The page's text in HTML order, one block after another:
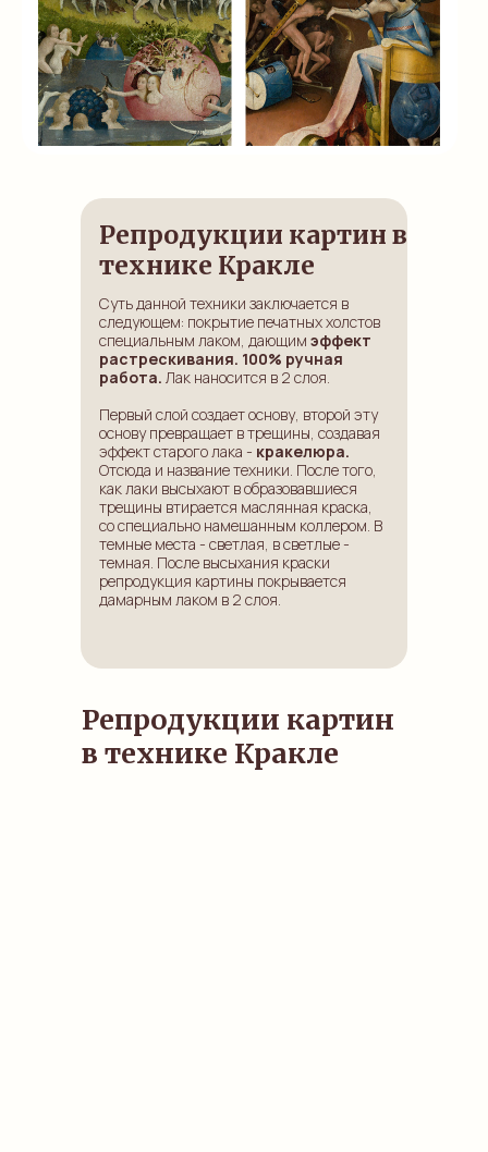
Репродукции картин в
технике Кракле
Суть данной техники заключается в
следующем: покрытие печатных холстов
специальным лаком, дающим эффект
растрескивания. 100% ручная
работа. Лак наносится в 2 слоя.
Первый слой создает основу, второй эту
основу превращает в трещины, создавая
эффект старого лака - кракелюра.
Отсюда и название техники. После того,
как лаки высыхают в образовавшиеся
трещины втирается маслянная краска,
со специально намешанным коллером. В
темные места - светлая, в светлые -
темная. После высыхания краски
репродукция картины покрывается
дамарным лаком в 2 слоя.
Репродукции картин
в технике Кракле